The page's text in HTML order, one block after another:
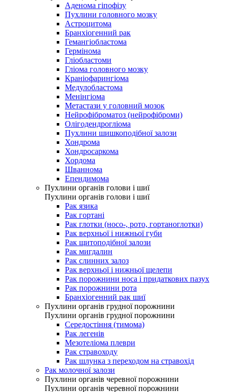
Аденома гіпофізу
Пухлини головного мозку
Астроцитома
Бранхіогенний рак
Гемангіобластома
Гермінома
Гліобластоми
Гліома головного мозку
Краніофарингіома
Медулобластома
Менінгіома
Метастази у головний мозок
Нейрофіброматоз (нейрофіброми)
Олігодендрогліома
Пухлини шишкоподібної залози
Хондрома
Хондросаркома
Хордома
Шваннома
Епендимома
Пухлини органів голови і шиї
Пухлини органів голови і шиї
Рак язика
Рак гортані
Рак глотки (носо-, рото, гортаноглотки)
Рак верхньої і нижньої губи
Рак щитоподібної залози
Рак мигдалин
Рак слинних залоз
Рак верхньої і нижньої щелепи
Рак порожнини носа і придаткових пазух
Рак порожнини рота
Бранхіогенний рак шиї
Пухлини органів грудної порожнини
Пухлини органів грудної порожнини
Середостіння (тимома)
Рак легенів
Мезотеліома плеври
Рак стравоходу
Рак шлунка з переходом на стравохід
Рак молочної залози
Пухлини органів черевної порожнини
Пухлини органів черевної порожнини